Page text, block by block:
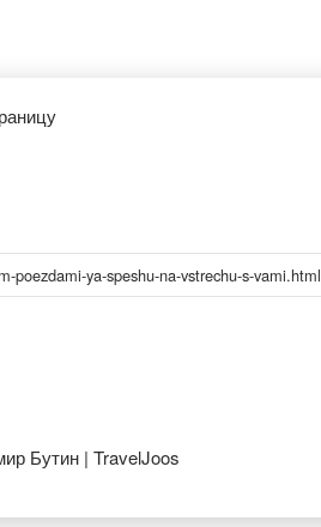
poezdami-ya-speshu-na-vstrechu-s-vami.html
Бутин | TravelJoos